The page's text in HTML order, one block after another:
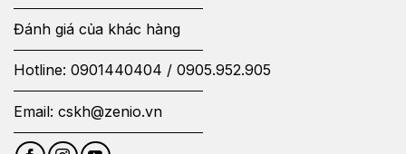
Đánh giá của khác hàng
Hotline: 0901440404 / 0905.952.905
Email: cskh@zenio.vn